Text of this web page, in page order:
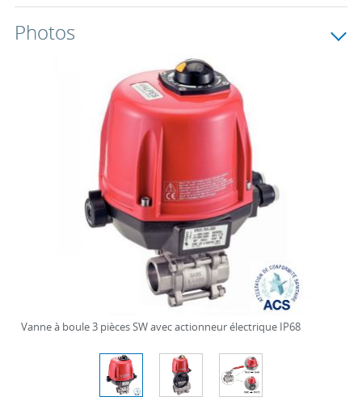
Photos
Vanne à boule 3 pièces SW avec actionneur électrique IP68